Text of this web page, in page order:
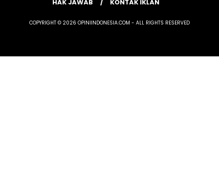
HAK JAWAB
KONTAK IKLAN
COPYRIGHT © 2026 OPINIINDONESIA.COM - ALL RIGHTS RESERVED